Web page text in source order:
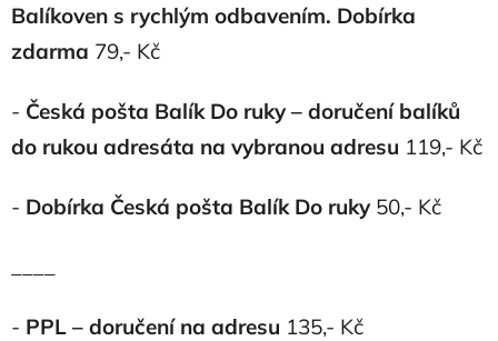
Balíkoven s rychlým odbavením. Dobírka
zdarma 79,- Kč
- Česká pošta Balík Do ruky – doručení balíků
do rukou adresáta na vybranou adresu 119,- Kč
- Dobírka Česká pošta Balík Do ruky 50,- Kč
- PPL – doručení na adresu 135,- Kč